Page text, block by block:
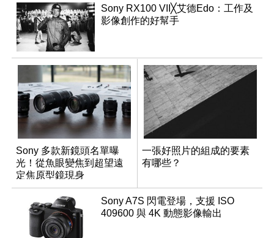
Sony RX100 VII╳艾德Edo：工作及
影像創作的好幫手
Sony 多款新鏡頭名單曝
光！從魚眼變焦到超望遠
定焦原型鏡現身
一張好照片的組成的要素
有哪些？
Sony A7S 閃電登場，支援 ISO
409600 與 4K 動態影像輸出